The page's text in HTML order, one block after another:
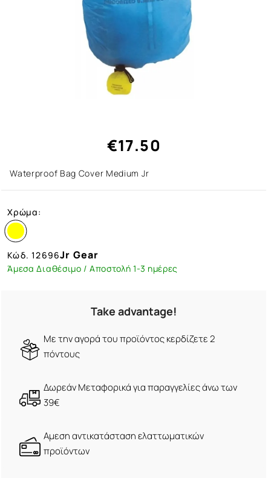
€17.50
Waterproof Bag Cover Medium Jr
Χρώμα:
Κώδ.12696Jr Gear
Άμεσα Διαθέσιμο / Αποστολή 1-3 ημέρες
Take advantage!
Με την αγορά του προϊόντος κερδίζετε 2
πόντους
Δωρεάν Μεταφορικά για παραγγελίες άνω των
39€
Αμεση αντικατάσταση ελαττωματικών
προϊόντων